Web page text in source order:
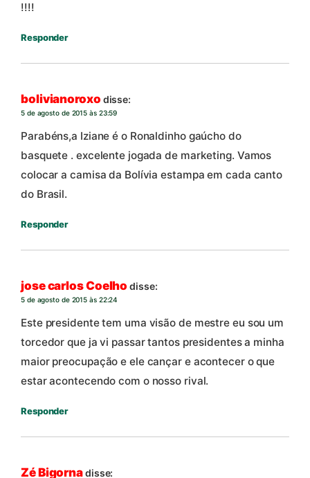
!!!!
Responder
bolivianoroxo disse:
5 de agosto de 2015 às 23:59
Parabéns,a Iziane é o Ronaldinho gaúcho do
basquete . excelente jogada de marketing. Vamos
colocar a camisa da Bolívia estampa em cada canto
do Brasil.
Responder
jose carlos Coelho disse:
5 de agosto de 2015 às 22:24
Este presidente tem uma visão de mestre eu sou um
torcedor que ja vi passar tantos presidentes a minha
maior preocupação e ele cançar e acontecer o que
estar acontecendo com o nosso rival.
Responder
Zé Bigornadisse: